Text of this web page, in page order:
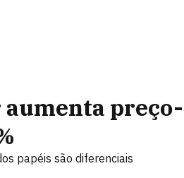
papéis são diferenciais